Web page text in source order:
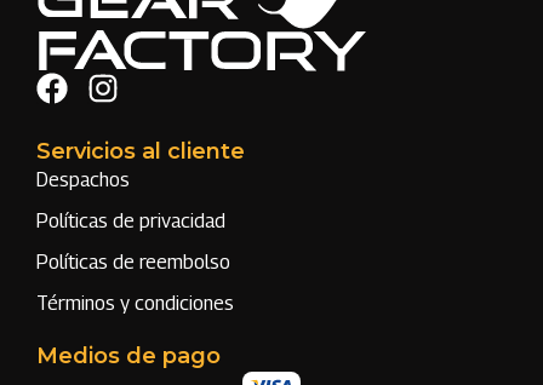
Servicios al cliente
Despachos
Políticas de privacidad
Políticas de reembolso
Términos y condiciones
Medios de pago